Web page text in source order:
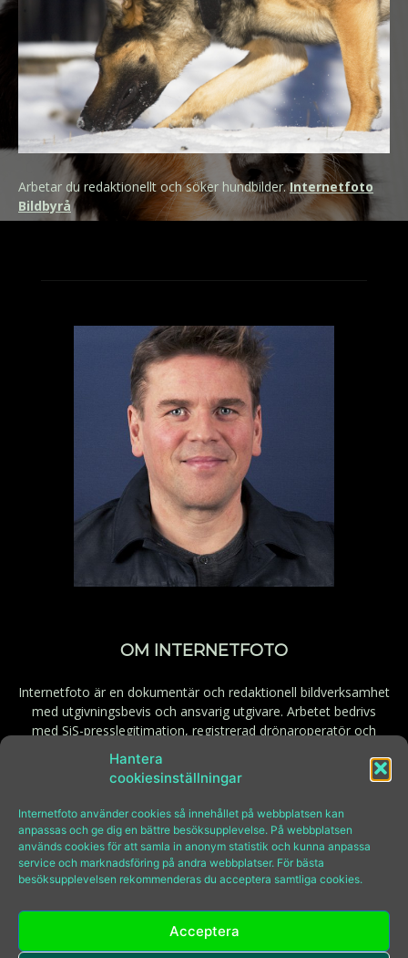
Hantera
cookiesinställningar
Internetfoto använder cookies så innehållet på webbplatsen kan
anpassas och ge dig en bättre besöksupplevelse. På webbplatsen
används cookies för att samla in anonym statistik och kunna anpassa
service och marknadsföring på andra webbplatser. För bästa
besöksupplevelsen rekommenderas du acceptera samtliga cookies.
Acceptera
Arbetar du redaktionellt och söker hundbilder.Internetfoto
Bildbyrå
OM INTERNETFOTO
Internetfoto är en dokumentär och redaktionell bildverksamhet
med utgivningsbevis och ansvarig utgivare. Arbetet bedrivs
med SiS-presslegitimation, registrerad drönaroperatör och
behörig fjärrpilot. Godkänd för F-skatt.
Kontakt:bilder@internetfoto.se
FÖLJ INTERNETFOTO